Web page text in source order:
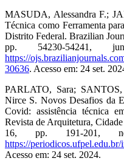
MASUDA, Alessandra F.;
Técnica como Ferramenta
Distrito Federal. Brazilian
pp. 54230-54241,
https://
30636. Acesso em: 24 set.
PARLATO, Sara;
Nirce S. Novos Desafios da
Covid: assistência técnica
Revista de Arquitetura,
16, pp. 191-201,
https://
Acesso em: 24 set. 2024.